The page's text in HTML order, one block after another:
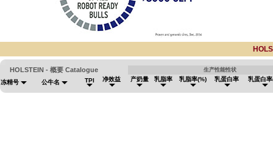
HOLSTEIN - 概要 Catalogue 生产性能性状
冻精号 公牛名 TPI 净效益 产奶量 乳脂率 乳脂率(%) 乳蛋白率 乳蛋白